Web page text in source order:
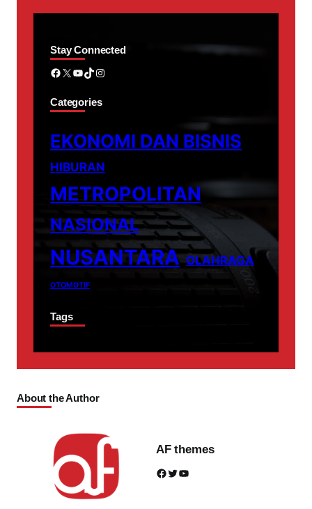
Stay Connected
Facebook X YouTube TikTok Instagram
Categories
EKONOMI DAN BISNIS
HIBURAN
METROPOLITAN
NASIONAL
NUSANTARA OLAHRAGA
OTOMOTIF
Tags
About the Author
AF themes
Facebook Twitter YouTube